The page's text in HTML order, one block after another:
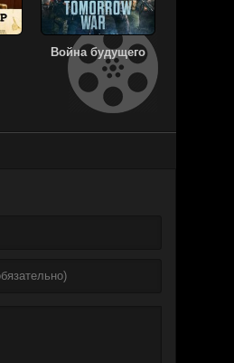
Война будущего